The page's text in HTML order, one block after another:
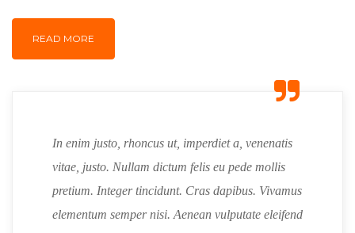
READ MORE
In enim justo, rhoncus ut, imperdiet a, venenatis
vitae, justo. Nullam dictum felis eu pede mollis
pretium. Integer tincidunt. Cras dapibus. Vivamus
elementum semper nisi. Aenean vulputate eleifend